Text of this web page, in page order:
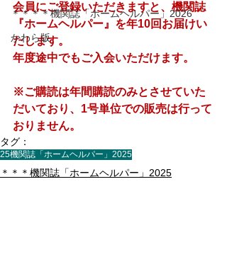
＊＊＊＊機関誌「ホームヘルパー」2026
かわら版
会員にご登録いただきますと、機関誌
『ホームヘルパー』を年10回お届けい
たします。
​年度途中でもご入会いただけます。
※ご購読は年間購読のみとさせていた
だいており、1号単位での販売は行って
おりません。
タグ：
25機関誌「ホームヘルパー」2025
＊＊＊機関誌「ホームヘルパー」2025